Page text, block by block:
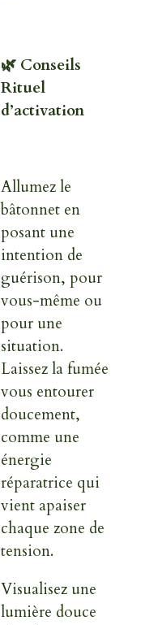
🌿 Conseils
Rituel
d’activation
Allumez le
bâtonnet en
posant une
intention de
guérison, pour
vous-même ou
pour une
situation.
Laissez la fumée
vous entourer
doucement,
comme une
énergie
réparatrice qui
vient apaiser
chaque zone de
tension.
Visualisez une
lumière douce